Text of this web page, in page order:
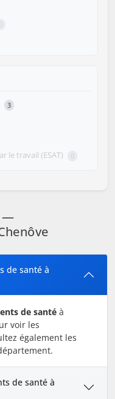
0
3
le travail (ESAT) 0
—
de santé à
de santé à
voir les
également les
de santé à